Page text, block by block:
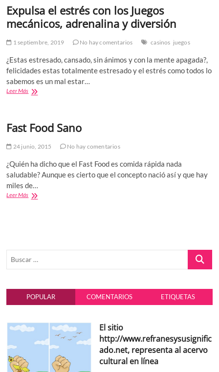
Expulsa el estrés con los Juegos
mecánicos, adrenalina y diversión
1 septiembre, 2019 No hay comentarios casinos juegos
¿Estas estresado, cansado, sin ánimos y con la mente apagada?,
felicidades estas totalmente estresado y el estrés como todos lo
sabemos es un mal estar…
Leer MásExpulsa
los
Juegos
mecánicos,
y
Fast Food Sano
24 junio, 2015 No hay comentarios
¿Quién ha dicho que el Fast Food es comida rápida nada
saludable? Aunque es cierto que el concepto nació así y que hay
miles de…
Leer MásFast
Buscar
POPULAR COMENTARIOS ETIQUETAS
El sitio
http://www.refranesysusignific
ado.net, representa al acervo
cultural en línea